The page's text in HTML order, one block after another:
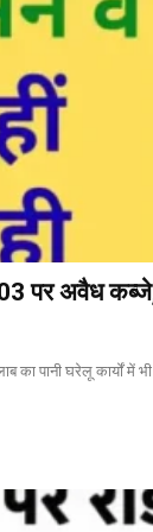
अवैध कब्जे,
पानी घरेलू कार्यों में